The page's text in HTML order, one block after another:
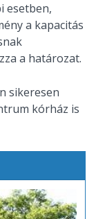
esetben,
a kapacitás
a határozat.
sikeresen
kórház is